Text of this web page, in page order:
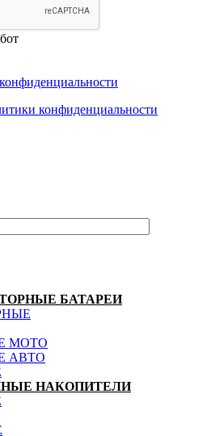
конфиденциальности
БАТАРЕИ
МОТО
АВТО
НАКОПИТЕЛИ